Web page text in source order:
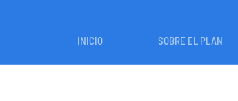
INICIO SOBRE EL PLAN